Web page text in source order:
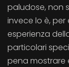
paludose, non
invece lo è,
esperienza
particolari
pena mostrare